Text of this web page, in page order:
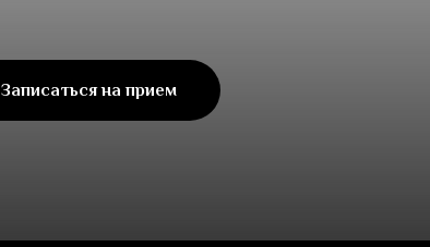
Записаться на прием